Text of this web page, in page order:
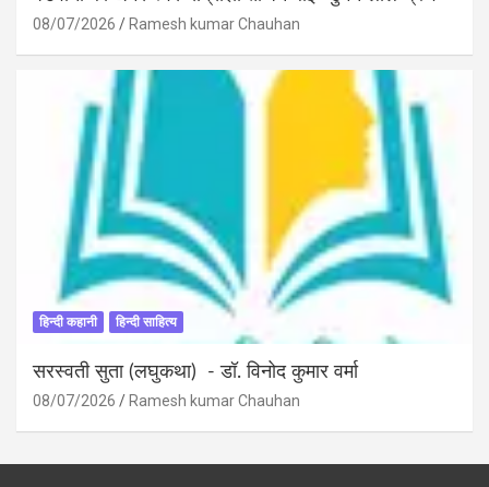
08/07/2026 Ramesh kumar Chauhan
हिन्दी कहानी हिन्दी साहित्य
सरस्वती सुता (लघुकथा) ​- डॉ. विनोद कुमार वर्मा
08/07/2026 Ramesh kumar Chauhan